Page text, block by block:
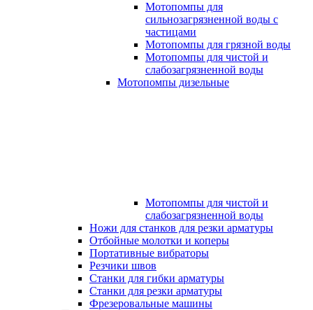
Мотопомпы для
сильнозагрязненной воды с
частицами
Мотопомпы для грязной воды
Мотопомпы для чистой и
слабозагрязненной воды
Мотопомпы дизельные
Мотопомпы для чистой и
слабозагрязненной воды
Ножи для станков для резки арматуры
Отбойные молотки и коперы
Портативные вибраторы
Резчики швов
Станки для гибки арматуры
Станки для резки арматуры
Фрезеровальные машины